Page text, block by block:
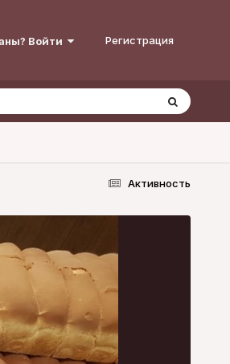
Войти Регистрация
Активность